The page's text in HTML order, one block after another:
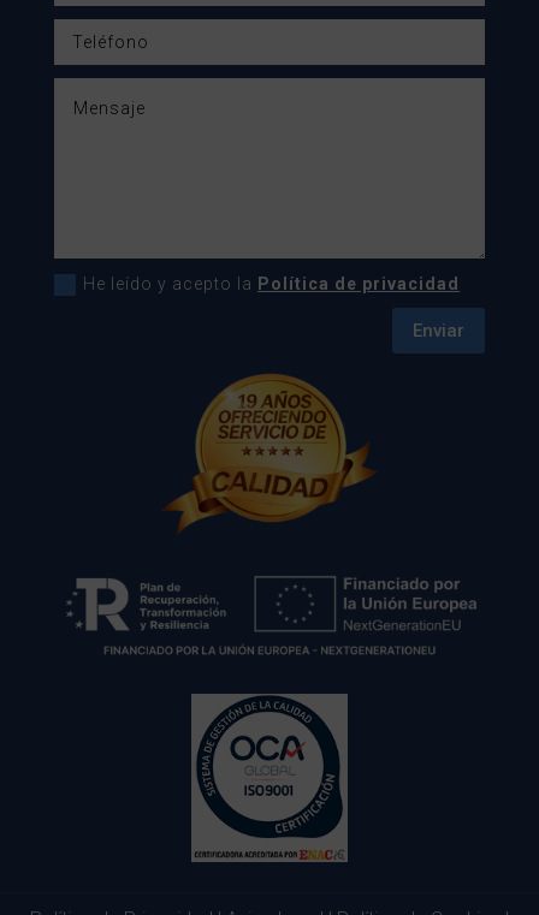
He leído y acepto la Política de privacidad
Enviar